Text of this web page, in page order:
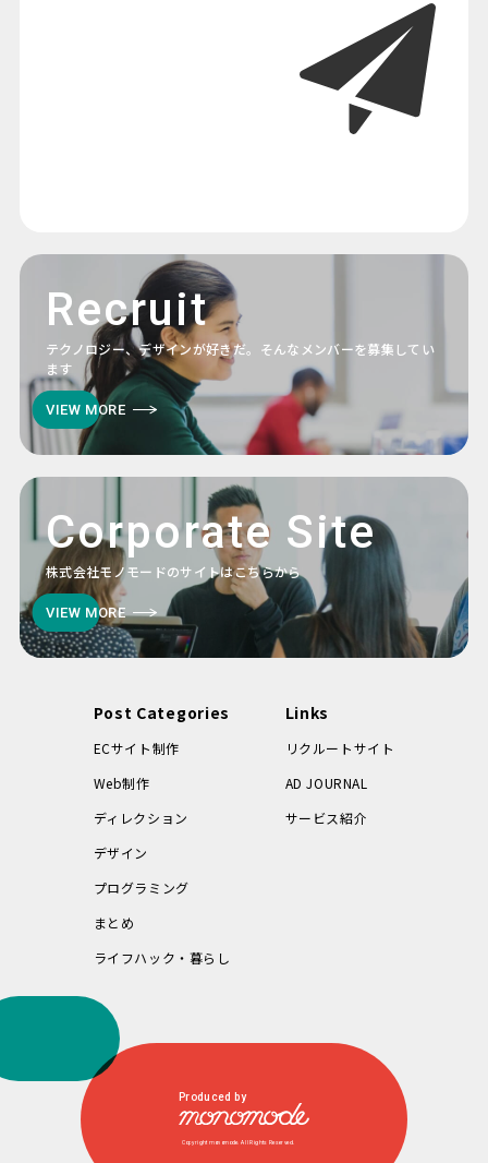
Recruit
テクノロジー、デザインが好きだ。そんなメンバーを募集してい
ます
VIEW MORE
Corporate Site
株式会社モノモードのサイトはこちらから
VIEW MORE
Post Categories
ECサイト制作
Web制作
ディレクション
デザイン
プログラミング
まとめ
ライフハック・暮らし
Links
リクルートサイト
AD JOURNAL
サービス紹介
Produced by
Copyright monomode. All Rights Reserved.